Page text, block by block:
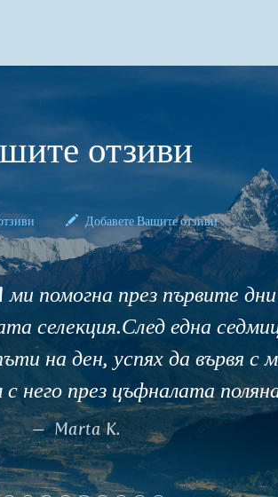
отзиви
Добавете Вашите отзиви
от безсъние много години.
и сега да спя като бебе. Аз
и често само с будилник. На
силно го препоръчвам.
съществувате и помагате!